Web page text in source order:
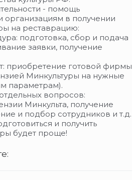
- помощь
в получении
на реставрацию:
подготовка, сбор и подача
заявки, получение
приобретение готовой фирмы
Минкультуры на нужные
параметрам).
вопросов:
Минкульта, получение
и подбор сотрудников и т.д.
и получить
будет проще!